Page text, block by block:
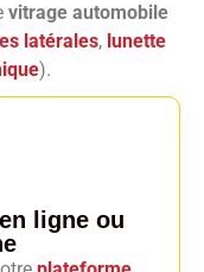
vitrage automobile
latérales, lunette
).
ligne ou